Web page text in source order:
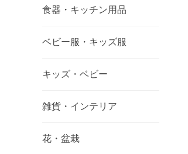
食器・キッチン用品
ベビー服・キッズ服
キッズ・ベビー
雑貨・インテリア
花・盆栽